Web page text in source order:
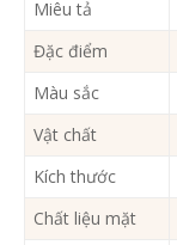
Miêu tả
Đặc điểm
Màu sắc
Vật chất
Kích thước
Chất liệu mặt